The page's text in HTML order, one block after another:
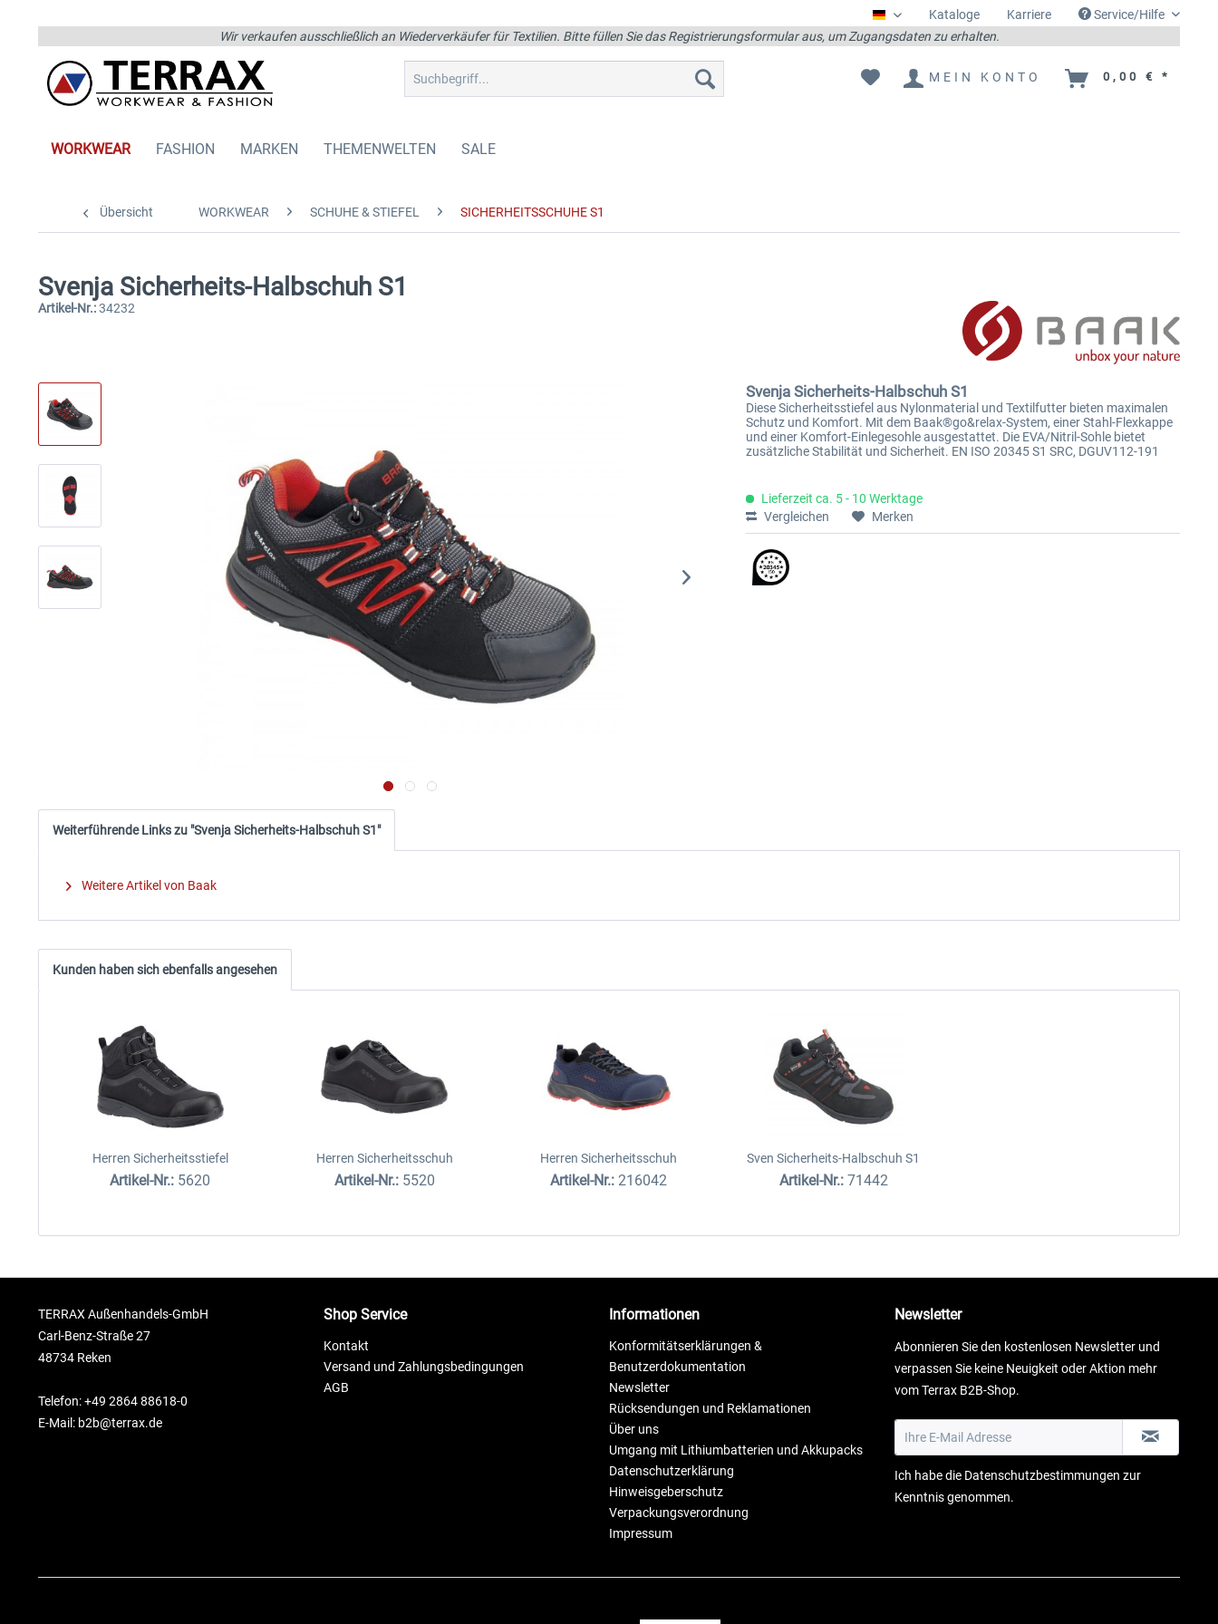
DeutschKataloge Karriere
Service/Hilfe
Wir verkaufen ausschließlich an Wiederverkäufer für Textilien. Bitte füllen Sie das Registrierungsformular aus, um Zugangsdaten zu erhalten.
MEIN KONTO 0,00 € *
WORKWEAR FASHION MARKEN THEMENWELTEN SALE
Übersicht WORKWEAR SCHUHE & STIEFEL SICHERHEITSSCHUHE S1
Svenja Sicherheits-Halbschuh S1
Artikel-Nr.:34232
Svenja Sicherheits-Halbschuh S1
Diese Sicherheitsstiefel aus Nylonmaterial und Textilfutter bieten maximalen
Schutz und Komfort. Mit dem Baak®go&relax-System, einer Stahl-Flexkappe
und einer Komfort-Einlegesohle ausgestattet. Die EVA/Nitril-Sohle bietet
zusätzliche Stabilität und Sicherheit. EN ISO 20345 S1 SRC, DGUV112-191
Lieferzeit ca. 5 - 10 Werktage
Vergleichen
Merken
Weiterführende Links zu "Svenja Sicherheits-Halbschuh S1"
Weitere Artikel von Baak
Kunden haben sich ebenfalls angesehen
Herren Sicherheitsstiefel
Artikel-Nr.: 5620
Herren Sicherheitsschuh
Artikel-Nr.: 5520
Herren Sicherheitsschuh
Artikel-Nr.: 216042
Sven Sicherheits-Halbschuh S1
Artikel-Nr.: 71442
TERRAX Außenhandels-GmbH
Carl-Benz-Straße 27
48734 Reken
Telefon: +49 2864 88618-0
E-Mail: b2b@terrax.de
Shop Service
Kontakt
Versand und Zahlungsbedingungen
AGB
Informationen
Konformitätserklärungen &
Benutzerdokumentation
Newsletter
Rücksendungen und Reklamationen
Über uns
Umgang mit Lithiumbatterien und Akkupacks
Datenschutzerklärung
Hinweisgeberschutz
Verpackungsverordnung
Impressum
Newsletter
Abonnieren Sie den kostenlosen Newsletter und
verpassen Sie keine Neuigkeit oder Aktion mehr
vom Terrax B2B-Shop.
Ich habe die Datenschutzbestimmungen zur
Kenntnis genommen.